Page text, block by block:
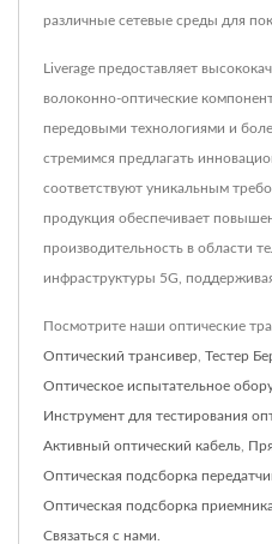
различные сетевые среды для
Liverage предоставляет
волоконно-оптические
передовыми технологиями и
стремимся предлагать
соответствуют уникальным
продукция обеспечивает
производительность в области
инфраструктуры 5G,
Посмотрите наши оптические
Оптический трансивер Тестер
Оптическое испытательное
Инструмент для тестирования
Активный оптический кабель
Оптическая подсборка
Оптическая подсборка
Связаться с нами